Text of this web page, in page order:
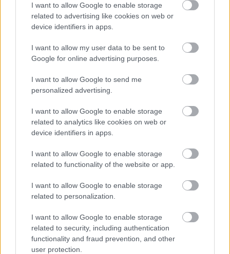
I want to allow Google to enable storage
related to advertising like cookies on web or
device identifiers in apps.
I want to allow my user data to be sent to
Google for online advertising purposes.
I want to allow Google to send me
personalized advertising.
I want to allow Google to enable storage
related to analytics like cookies on web or
device identifiers in apps.
I want to allow Google to enable storage
related to functionality of the website or app.
I want to allow Google to enable storage
related to personalization.
I want to allow Google to enable storage
related to security, including authentication
functionality and fraud prevention, and other
user protection.
A BAROKK ÖSSZES ÁRNYALATA ÉS MÉG EGY SOR
KIVÁLÓ PROGRAM VÁR MINDENKIT EZEN A HÉTVÉGÉN
Középpontban a hagyományőrzés, de lesz Pogány Induló és